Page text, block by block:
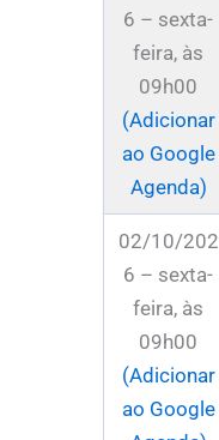
6 – sexta-
feira, às
09h00
(Adicionar
ao Google
Agenda)
02/10/202
6 – sexta-
feira, às
09h00
(Adicionar
ao Google